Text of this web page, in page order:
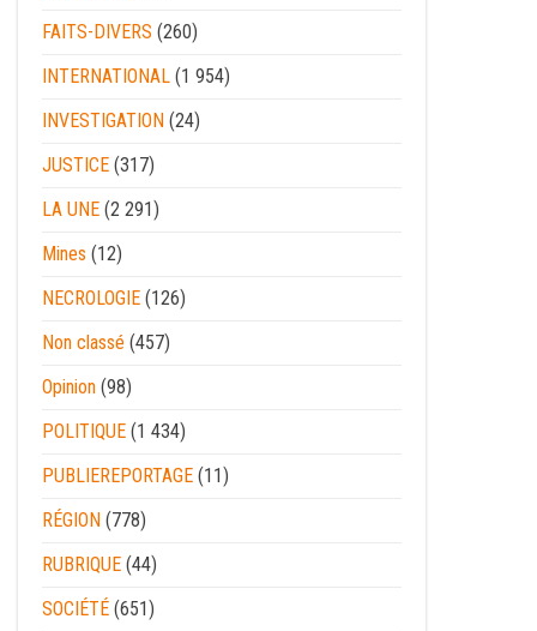
FAITS-DIVERS (260)
INTERNATIONAL (1 954)
INVESTIGATION (24)
JUSTICE (317)
LA UNE (2 291)
Mines (12)
NECROLOGIE (126)
Non classé (457)
Opinion (98)
POLITIQUE (1 434)
PUBLIEREPORTAGE (11)
RÉGION (778)
RUBRIQUE (44)
SOCIÉTÉ (651)